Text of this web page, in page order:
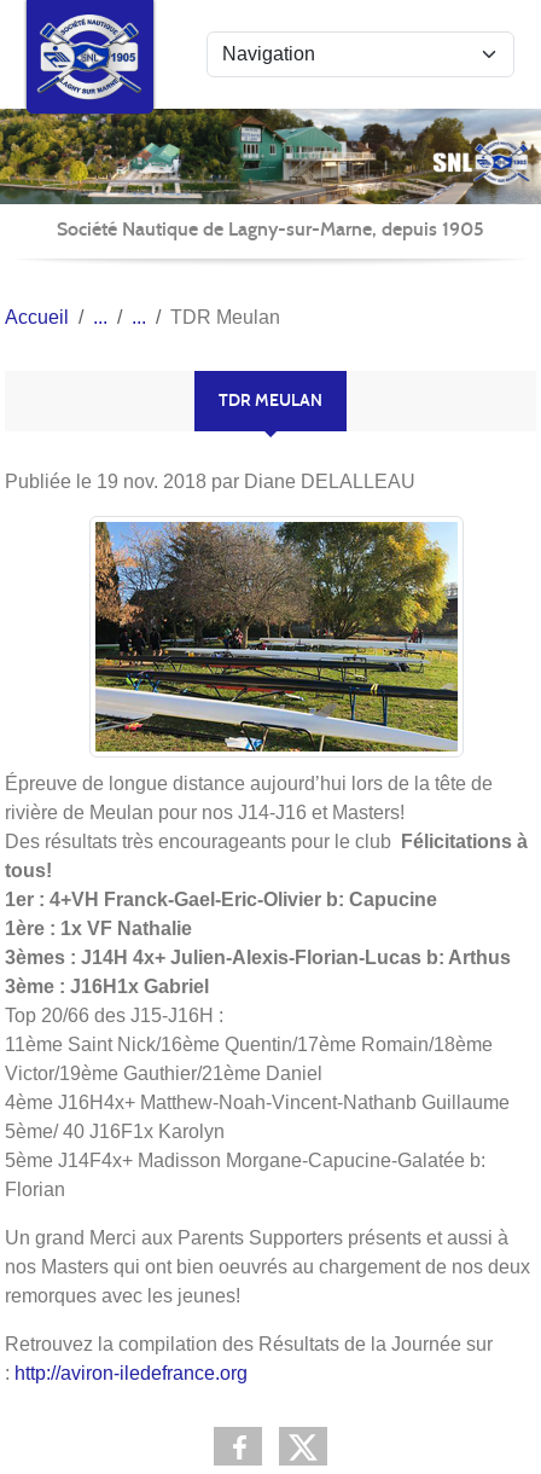
Société Nautique de Lagny-sur-Marne, depuis 1905
Accueil TDR Meulan
TDR MEULAN
Publiée le 19 nov. 2018 par Diane DELALLEAU
Épreuve de longue distance aujourd’hui lors de la tête de
rivière de Meulan pour nos J14-J16 et Masters!
Des résultats très encourageants pour le club
Félicitations à
tous!
1er : 4+VH Franck-Gael-Eric-Olivier b: Capucine
1ère : 1x VF Nathalie
3èmes : J14H 4x+ Julien-Alexis-Florian-Lucas b: Arthus
3ème : J16H1x Gabriel
Top 20/66 des J15-J16H :
11ème Saint Nick/16ème Quentin/17ème Romain/18ème
Victor/19ème Gauthier/21ème Daniel
4ème J16H4x+ Matthew-Noah-Vincent-Nathanb Guillaume
5ème/ 40 J16F1x Karolyn
5ème J14F4x+ Madisson Morgane-Capucine-Galatée b:
Florian
Un grand Merci aux Parents Supporters présents et aussi à
nos Masters qui ont bien oeuvrés au chargement de nos deux
remorques avec les jeunes!
Retrouvez la compilation des Résultats de la Journée sur
: http://aviron-iledefrance.org
Panneau de gestion des cookies